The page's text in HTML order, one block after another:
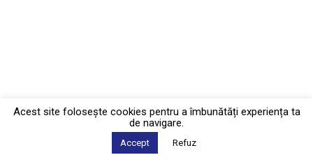
Acest site foloseşte cookies pentru a îmbunătăți experiența ta
de navigare.
Accept Refuz